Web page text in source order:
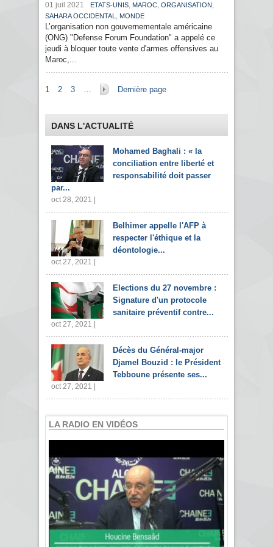
01 juil 2021 ETATS-UNIS, MAROC, ORGANISATION ,
SAHARA OCCIDENTAL , MONDE
L’organisation non gouvernementale américaine
(ONG) "Defense Forum Foundation" a appelé ce
jeudi à bloquer toute vente d'armes offensives au
Maroc,...
Pages
1 2 3 … Dernière page
DANS L'ACTUALITÉ
Mohamed Baghali : « la
conciliation entre liberté et
responsabilité doit passer
par...
oct 28, 2021 |
Belhimer appelle l'AFP à
respecter l'éthique et la
déontologie...
oct 27, 2021 |
Elections du 27 novembre :
Signature d'un protocole
sanitaire préventif contre...
oct 27, 2021 |
Décès du Général-major
Djamel Bouzid : le Président
Tebboune présente ses...
oct 27, 2021 |
LA RADIO EN VIDÉOS